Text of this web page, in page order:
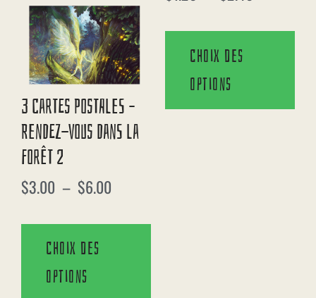
3 Cartes Postales –
Rendez-Vous Dans La
Forêt 2
$3.00 – $6.00
Choix des
options
Choix des
options